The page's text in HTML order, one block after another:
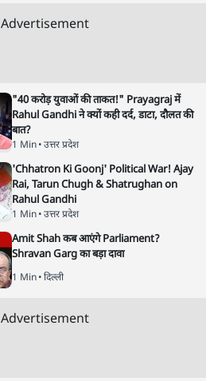
Advertisement
"40 करोड़ युवाओं की ताकत!" Prayagraj में
Rahul Gandhi ने क्यों कही दर्द, डाटा, दौलत की
बात?
1 Min• उत्तर प्रदेश
'Chhatron Ki Goonj' Political War! Ajay
Rai, Tarun Chugh & Shatrughan on
Rahul Gandhi
1 Min• उत्तर प्रदेश
Amit Shah कब आएंगे Parliament?
Shravan Garg का बड़ा दावा
1 Min• दिल्ली
Advertisement